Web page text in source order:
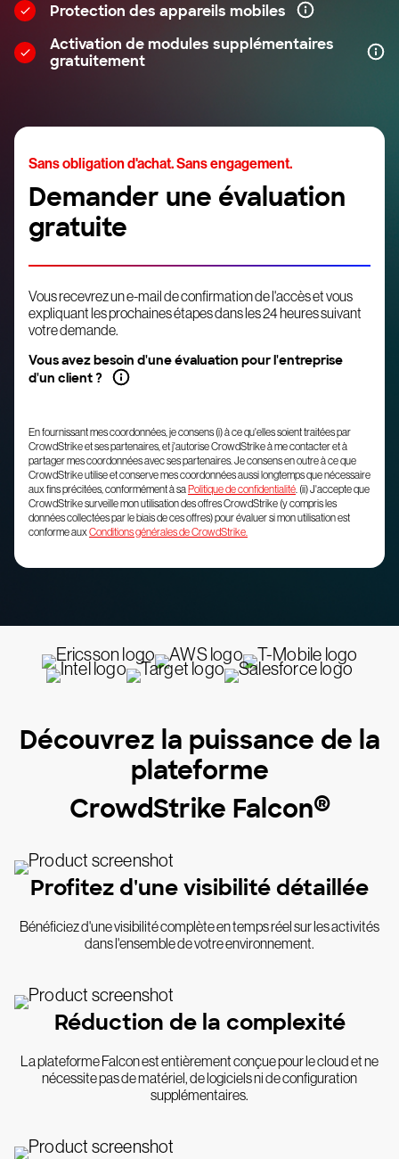
Protection des appareils mobiles
Activation de modules supplémentaires
gratuitement
Sans obligation d'achat. Sans engagement.
Demander une évaluation
gratuite
Vous recevrez un e-mail de confirmation de l'accès et vous
expliquant les prochaines étapes dans les 24 heures suivant
votre demande.
Vous avez besoin d'une évaluation pour l'entreprise
d'un client ?
En fournissant mes coordonnées, je consens (i) à ce qu'elles soient traitées par
CrowdStrike et ses partenaires, et j'autorise CrowdStrike à me contacter et à
partager mes coordonnées avec ses partenaires. Je consens en outre à ce que
CrowdStrike utilise et conserve mes coordonnées aussi longtemps que nécessaire
aux fins précitées, conformément à sa Politique de confidentialité. (ii) J'accepte que
CrowdStrike surveille mon utilisation des offres CrowdStrike (y compris les
données collectées par le biais de ces offres) pour évaluer si mon utilisation est
conforme auxConditions générales de CrowdStrike.
Découvrez la puissance de la
plateforme
CrowdStrike Falcon®
Profitez d'une visibilité détaillée
Bénéficiez d'une visibilité complète en temps réel sur les activités
dans l'ensemble de votre environnement.
Réduction de la complexité
La plateforme Falcon est entièrement conçue pour le cloud et ne
nécessite pas de matériel, de logiciels ni de configuration
supplémentaires.